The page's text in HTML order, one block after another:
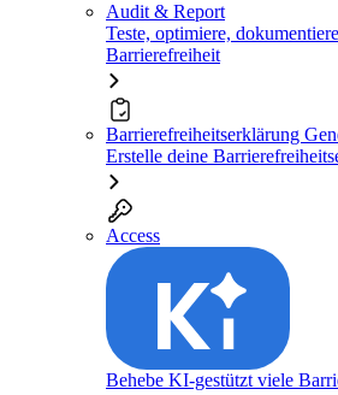
Audit & Report
Teste, optimiere,
Barrierefreiheit
Barrierefreiheitserklärung
Erstelle deine
Access
Behebe KI-gestützt viele